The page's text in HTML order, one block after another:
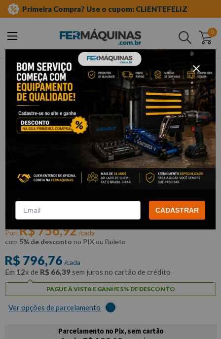
Primeira Compra? Use o cupom: CLIENTEFELIZ
0
Buscar
equipamento caminhões
mercedes benz motor
Ferramenta p/ Remover o Porta-
Injetor e Extrair o Injetor - RAVEN
R711042
RAVEN
Por: R$756,92/cada
com 5% de desconto no PIX ou Boleto
R$ 796,76 /cada
Em 12x de R$ 66,39 sem juros no cartão de crédito
PAGUE À VISTA E GANHE 5% DE DESCONTO
Ver opções de parcelamento
CADASTRAR